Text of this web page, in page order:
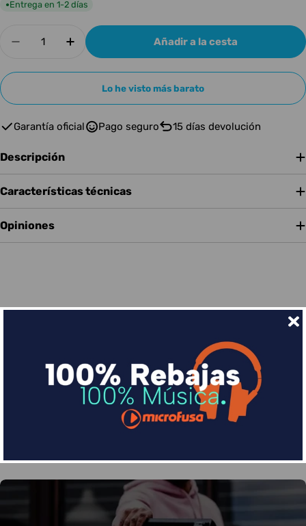
●Entrega en 1-2 días
Disminuir cantidad para MARCUS MILLER V7-4
Aumentar cantidad para MARCUS
Añadir a la cesta
Lo he visto más barato
Garantía oficial Pago seguro 15 días devolución
Descripción
Características técnicas
Opiniones
Financia tus compras con Sequra
Divide en 3 sin coste o hasta en 18 meses por una
pequeña cuota al mes con Sequra
Más info